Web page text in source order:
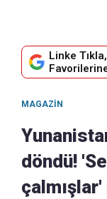
Linke
MAGAZIN
döndü!
çalmışlar'